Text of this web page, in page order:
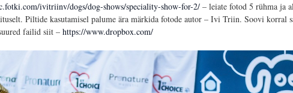
ivitriinv/dogs/dog-shows/speciality-show-for-2/– leiate fotod 5 rühma ja
Piltide kasutamisel palume ära märkida fotode autor – Ivi Triin. Soovi korral
failid siit – https://www.dropbox.com/